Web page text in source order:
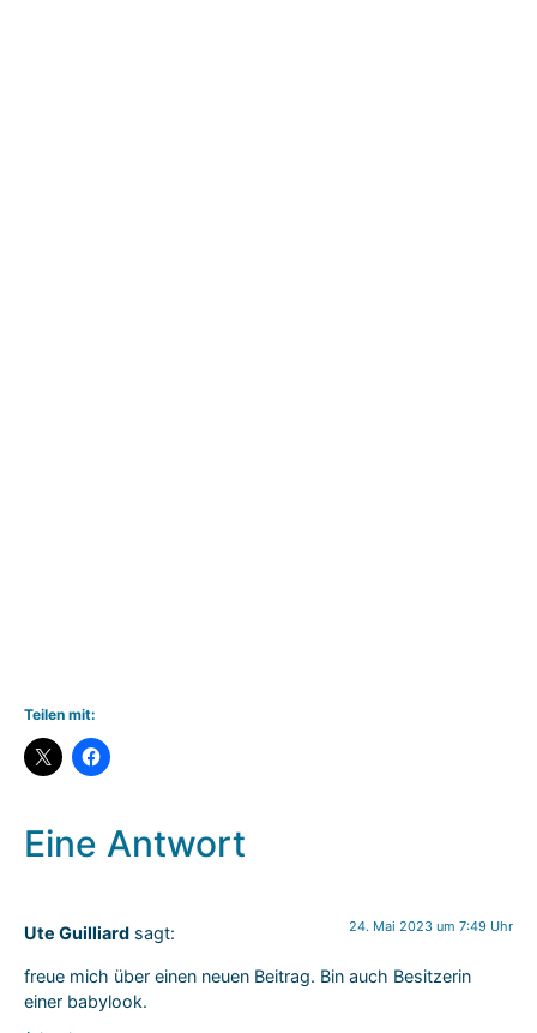
Teilen mit:
Eine Antwort
Ute Guilliard sagt: 24. Mai 2023 um 7:49 Uhr
freue mich über einen neuen Beitrag. Bin auch Besitzerin
einer babylook.